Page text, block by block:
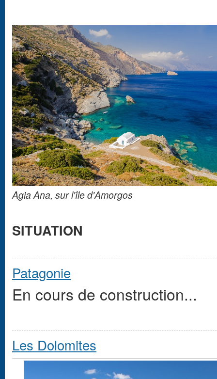
Agia Ana, sur l'île d'Amorgos
SITUATION
Patagonie
En cours de construction...
Les Dolomites